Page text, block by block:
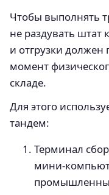
Чтобы выполнять
не раздувать штат
и отгрузки
момент
складе.
Для этого
тандем:
Терминал
мини-